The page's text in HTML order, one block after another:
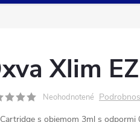
Xlim
Neohodnotené
s objemom 3ml s